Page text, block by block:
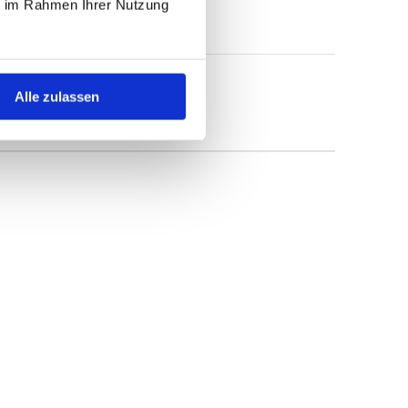
Rahmen Ihrer Nutzung
Alle zulassen
ÖVE